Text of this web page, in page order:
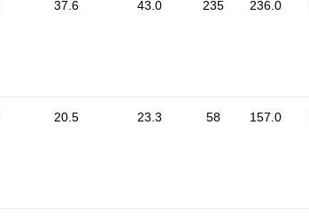
37.6 43.0 235 236.0
20.5 23.3 58 157.0